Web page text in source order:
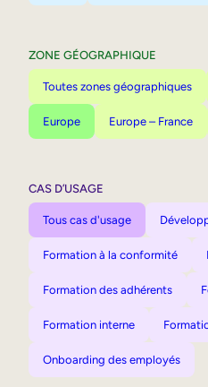
ZONE GÉOGRAPHIQUE
Toutes zones géographiques
Europe Europe – France
CAS D’USAGE
Tous cas d'usage
Formation à la conformité
Formation des adhérents
Formation interne
Onboarding des employés